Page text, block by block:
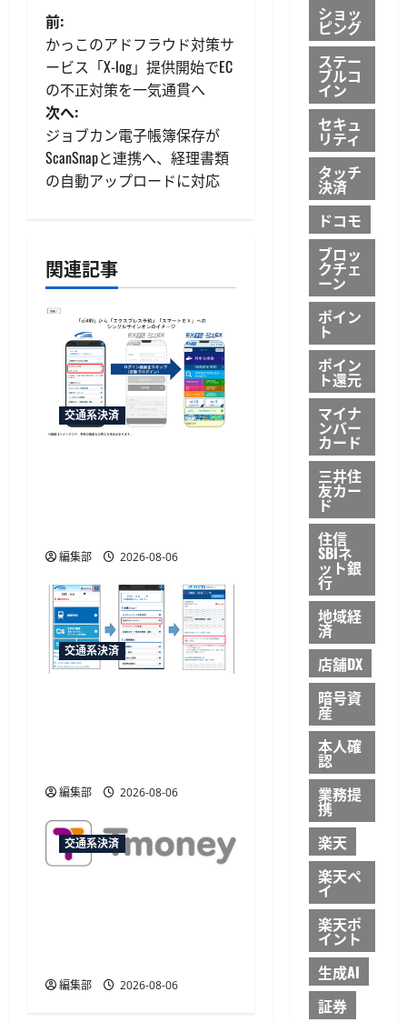
投
稿
ナ
ビ
ゲ
シ
ョ
ン
前:
かっこのアドフラウド対策サ
ービス「X-log」提供開始でEC
の不正対策を一気通貫へ
次へ:
ジョブカン電子帳簿保存が
ScanSnapと連携へ、経理書類
の自動アップロードに対応
関連記事
交通系決済
編集部 2026-08-06
交通系決済
編集部 2026-08-06
交通系決済
編集部 2026-08-06
ショッ
ピング
ステー
ブルコ
イン
セキュ
リティ
タッチ
決済
ドコモ
ブロッ
クチェ
ーン
ポイン
ト
ポイン
ト還元
マイナ
ンバー
カード
三井住
友カー
ド
住信
SBIネ
ット銀
行
地域経
済
店舗DX
暗号資
産
本人確
認
業務提
携
楽天
楽天ペ
イ
楽天ポ
イント
生成AI
証券